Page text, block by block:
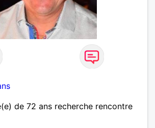
de 72 ans recherche rencontre